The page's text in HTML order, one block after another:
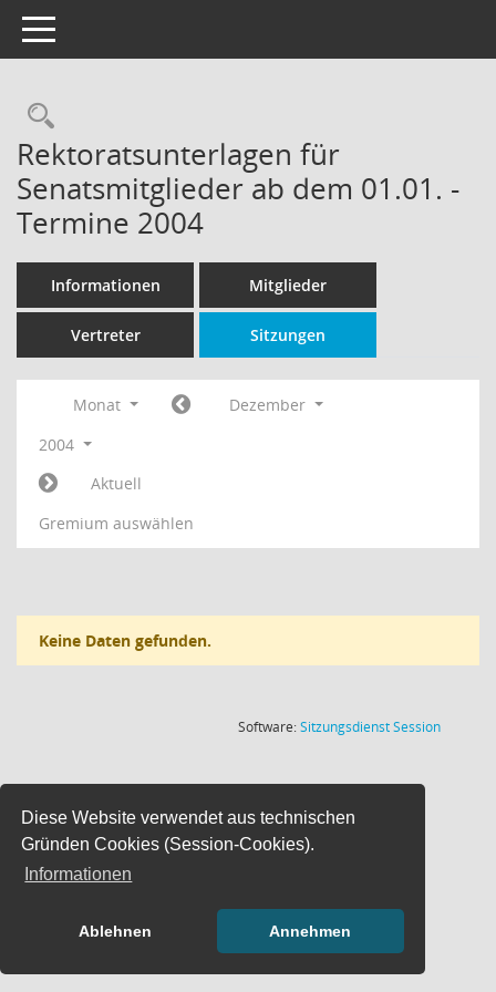
Diese Website verwendet aus technischen
Gründen Cookies (Session-Cookies).
Informationen
Ablehnen Annehmen
Toggle navigation
Rechercheauswahl
Rektoratsunterlagen für
Senatsmitglieder ab dem 01.01. -
Termine 2004
Informationen Mitglieder
Vertreter Sitzungen
Monat
Dezember
2004
Aktuell
Gremium auswählen
Keine Daten gefunden.
Software:SitzungsdienstSession(Wird in